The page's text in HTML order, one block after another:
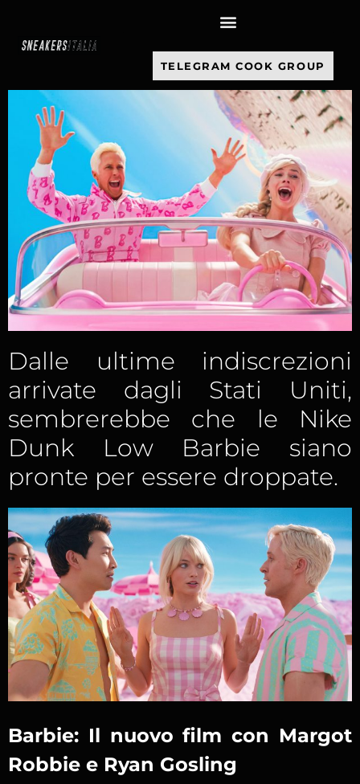
TELEGRAM COOK GROUP
Dalle ultime indiscrezioni
arrivate dagli Stati Uniti,
sembrerebbe che le Nike
Dunk Low Barbie siano
pronte per essere droppate.
Barbie: Il nuovo film con Margot
Robbie e Ryan Gosling